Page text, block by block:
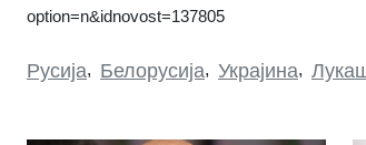
option=n&idnovost=137805
Русија, Белорусија, Украјина,